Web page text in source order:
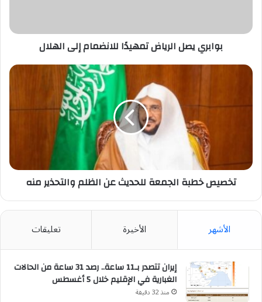
بوابري يصل الرياض تمهيدًا للانضمام إلى الهلال
تخصيص
للحديث
تخصيص خطبة الجمعة للحديث عن الظلم والتحذير منه
الأشهر الأخيرة تعليقات
إيران تتصدر بـ11 ساعة.. رصد 31 ساعة من الحالات
الغبارية في الإقليم خلال 5 أغسطس
منذ 32 دقيقة